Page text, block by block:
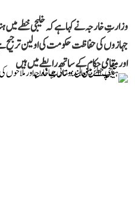
وزارتِ خارجہ نے کہا ہے کہ خلیجی خطے میں
اور مقامی حکام کے ساتھ رابطے میں ہیں